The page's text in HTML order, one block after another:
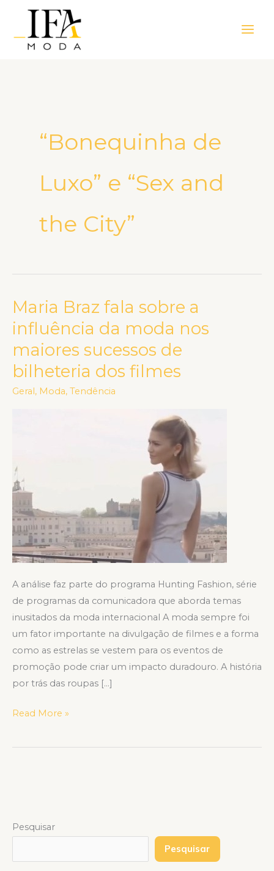
Menu
“Bonequinha de
Luxo” e “Sex and
the City”
Maria Braz fala sobre a
influência da moda nos
maiores sucessos de
bilheteria dos filmes
Geral , Moda, Tendência
A análise faz parte do programa Hunting Fashion, série
de programas da comunicadora que aborda temas
inusitados da moda internacional A moda sempre foi
um fator importante na divulgação de filmes e a forma
como as estrelas se vestem para os eventos de
promoção pode criar um impacto duradouro. A história
por trás das roupas […]
Maria
Braz
fala
sobre
a
influência
sucessos
de
bilheteria
dos
filmes
Read More »
Pesquisar
Pesquisar